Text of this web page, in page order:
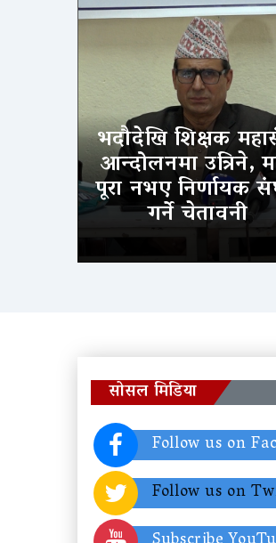
भदौदेखि शिक्षक
आन्दोलनमा उत्रिने,
पूरा नभए निर्णायक
गर्ने चेतावनी
सोसल मिडिया
Follow us on
Follow us on